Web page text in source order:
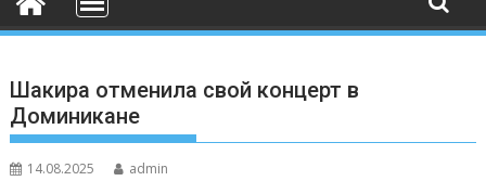
Шакира отменила свой концерт в
Доминикане
14.08.2025 admin